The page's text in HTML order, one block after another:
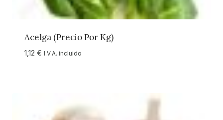
Acelga (precio Por Kg)
1,12 € I.V.A. incluido